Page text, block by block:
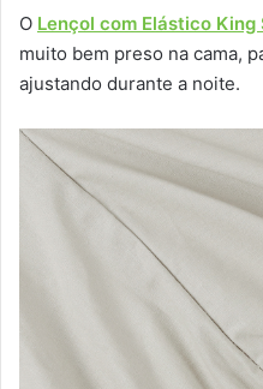
O Lençol com Elástico King
muito bem preso na cama,
ajustando durante a noite.